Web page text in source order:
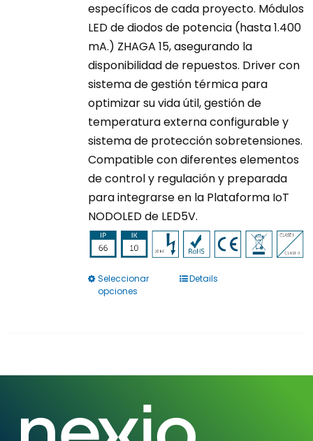
específicos de cada proyecto. Módulos
LED de diodos de potencia (hasta 1.400
mA.) ZHAGA 15, asegurando la
disponibilidad de repuestos. Driver con
sistema de gestión térmica para
optimizar su vida útil, gestión de
temperatura externa configurable y
sistema de protección sobretensiones.
Compatible con diferentes elementos
de control y regulación y preparada
para integrarse en la Plataforma IoT
NODOLED de LED5V.
Seleccionar
opciones
Este
Las
pueden
Details